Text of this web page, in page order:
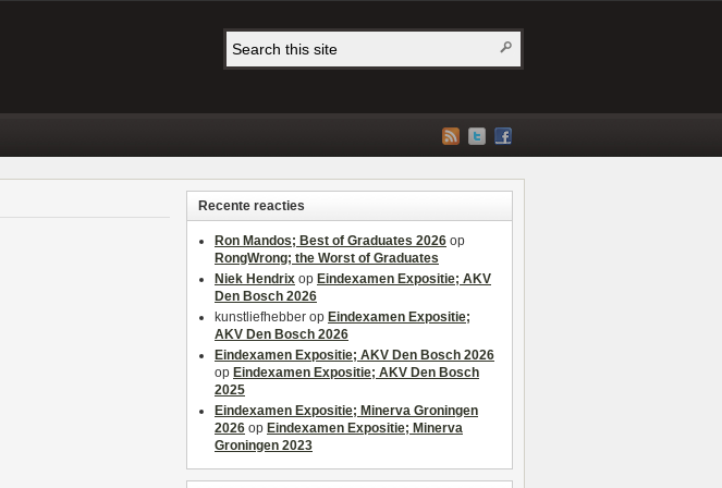
Recente reacties
Ron Mandos; Best of Graduates 2026 op
RongWrong; the Worst of Graduates
Niek Hendrix op Eindexamen Expositie; AKV
Den Bosch 2026
kunstliefhebber op Eindexamen Expositie;
AKV Den Bosch 2026
Eindexamen Expositie; AKV Den Bosch 2026
op Eindexamen Expositie; AKV Den Bosch
2025
Eindexamen Expositie; Minerva Groningen
2026 op Eindexamen Expositie; Minerva
Groningen 2023